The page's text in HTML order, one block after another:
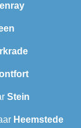
Stein
Heemstede